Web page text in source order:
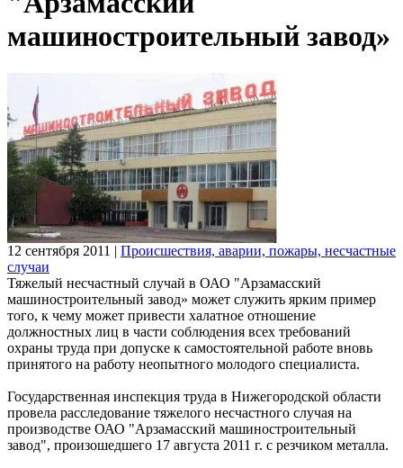
машиностроительный завод»
12 сентября 2011 | Происшествия, аварии, пожары, несчастные
случаи
Тяжелый несчастный случай в ОАО "Арзамасский
машиностроительный завод» может служить ярким пример
того, к чему может привести халатное отношение
должностных лиц в части соблюдения всех требований
охраны труда при допуске к самостоятельной работе вновь
принятого на работу неопытного молодого специалиста.
Государственная инспекция труда в Нижегородской области
провела расследование тяжелого несчастного случая на
производстве ОАО "Арзамасский машиностроительный
завод", произошедшего 17 августа 2011 г. с резчиком металла.